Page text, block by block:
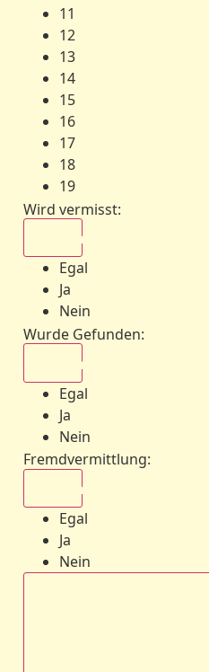
11
12
13
14
15
16
17
18
19
Wird vermisst:
Egal
Ja
Nein
Wurde Gefunden:
Egal
Ja
Nein
Fremdvermittlung:
Egal
Ja
Nein